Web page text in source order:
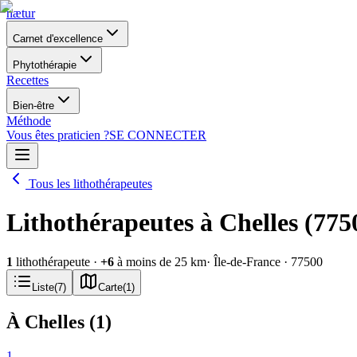
nætur
Carnet d'excellence
Phytothérapie
Recettes
Bien-être
Méthode
Vous êtes praticien ?SE CONNECTER
Tous les lithothérapeutes
Lithothérapeutes à Chelles
1 lithothérapeute · +6 à moins de 25 km· Île-de-France · 77500
Liste(7) Carte(1 )
À Chelles (1)